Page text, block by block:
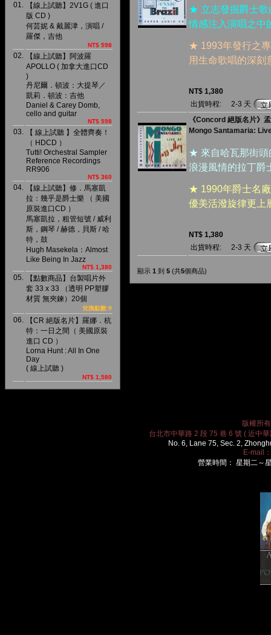
01.
【線上試聽】2V1G ( 進口
版 CD )
何芸妮 & 戴麗津，演唱 /
羅傑，吉他
NT$ 598
02.
【線上試聽】阿波羅
APOLLO ( 加拿大進口CD
)
丹尼爾．頓波：大提琴／
凱莉．頓波：吉他
Daniel & Carey Domb,
cello and guitar
NT$ 598
03.
【 線上試聽 】全體齊奏！
（ HDCD ）
Tutti! Orchestral Sampler
Reference Recordings
RR906
NT$ 360
04.
【線上試聽】修．馬塞凱
拉：幾乎是爵士樂 （ 美國
原裝進口CD ）
馬塞凱拉，粗管短號 / 威利
斯，鋼琴 / 赫德，貝斯 / 哈
特，鼓
Hugh Masekela：Almost
Like Being In Jazz
NT$ 1,380
05.
【點數商品】台製唱片外
套 33 x 33 （透明 PP塑膠
材質 無夾鍊）20個
兌換點數:9
06.
【CR 絕版名片】羅娜．杭
特：一日之間（ 美國原裝
進口 CD ）
Lorna Hunt : All In One
Day
( 線上試聽 )
NT$ 1,580
★ 立志發掘爵士歌
情感注入演唱之中
★ 1993年發行之
用生命歌唱的深刻
NT$ 1,380
出貨時程:
2-3 天
《Concord 絕版名片》
Mongo Santamaria:
★ 來自哈瓦那街頭
浪漫風情的拉丁爵
★ 1990年爵士名
優美活潑旋律更上
NT$ 1,380
出貨時程:
2-3 天
顯示 1 到 5 (共5個商品)
版權所
台北市中華路 2 段 75 巷 6 號 ( 近中
No. 6, Lane 75, Sec. 2,
E-mail：
營業時間： 星期二～